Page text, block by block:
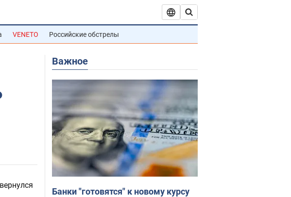
VENETO Российские обстрелы
Важное
Банки "готовятся" к новому курсу